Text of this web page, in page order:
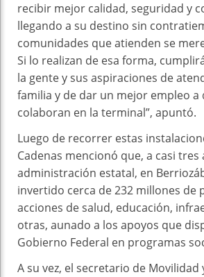
recibir mejor calidad, seguridad y
llegando a su destino sin
comunidades que atienden se
Si lo realizan de esa forma,
la gente y sus aspiraciones de
familia y de dar un mejor empleo a
colaboran en la terminal”, apuntó.
Luego de recorrer estas
Cadenas mencionó que, a casi tres
administración estatal, en
invertido cerca de 232 millones de
acciones de salud, educación,
otras, aunado a los apoyos que
Gobierno Federal en programas
A su vez, el secretario de Movilidad